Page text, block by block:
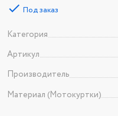
Под заказ
Категория
Артикул
Производитель
Материал (Мотокуртки)